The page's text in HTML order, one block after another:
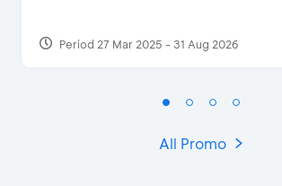
Period 27 Mar 2025 - 31 Aug 2026
All Promo